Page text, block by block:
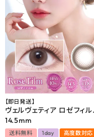
【即日発送】
ヴェルヴェティア ロゼフィル
14.5mm
送料無料 1day
高度数対応